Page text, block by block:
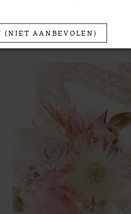
(NIET AANBEVOLEN)